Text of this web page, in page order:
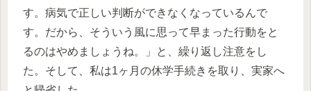
す。病気で正しい判断ができなくなっているんで
す。だから、そういう風に思って早まった行動をと
るのはやめましょうね。」と、繰り返し注意をし
た。そして、私は1ヶ月の休学手続きを取り、実家へ